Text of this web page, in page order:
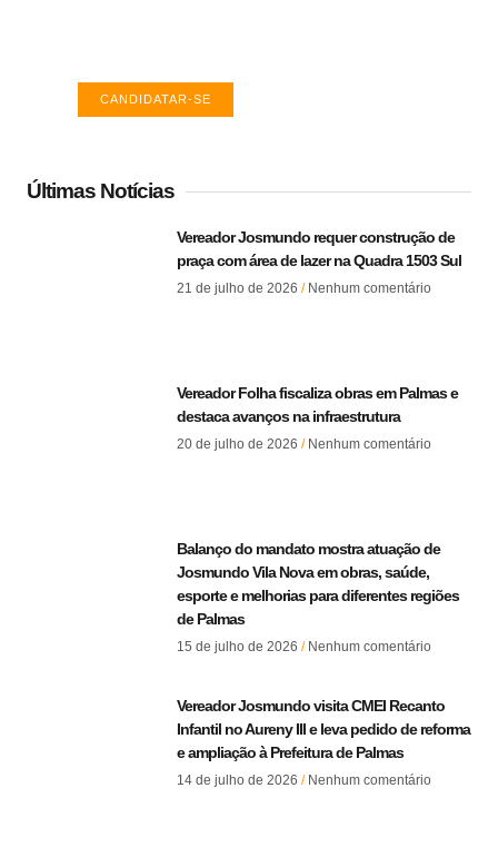
CANDIDATAR-SE
Últimas Notícias
Vereador Josmundo requer construção de
praça com área de lazer na Quadra 1503 Sul
21 de julho de 2026 Nenhum comentário
Vereador Folha fiscaliza obras em Palmas e
destaca avanços na infraestrutura
20 de julho de 2026 Nenhum comentário
Balanço do mandato mostra atuação de
Josmundo Vila Nova em obras, saúde,
esporte e melhorias para diferentes regiões
de Palmas
15 de julho de 2026 Nenhum comentário
Vereador Josmundo visita CMEI Recanto
Infantil no Aureny III e leva pedido de reforma
e ampliação à Prefeitura de Palmas
14 de julho de 2026 Nenhum comentário